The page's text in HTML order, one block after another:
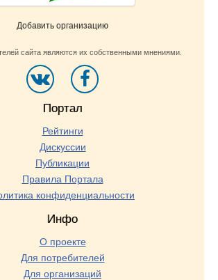
Добавить организацию
сайта являются их собственными мнениями.
Портал
Рейтинги
Дискуссии
Публикации
Правила Портала
конфиденциальности
Инфо
О проекте
Для потребителей
Для организаций